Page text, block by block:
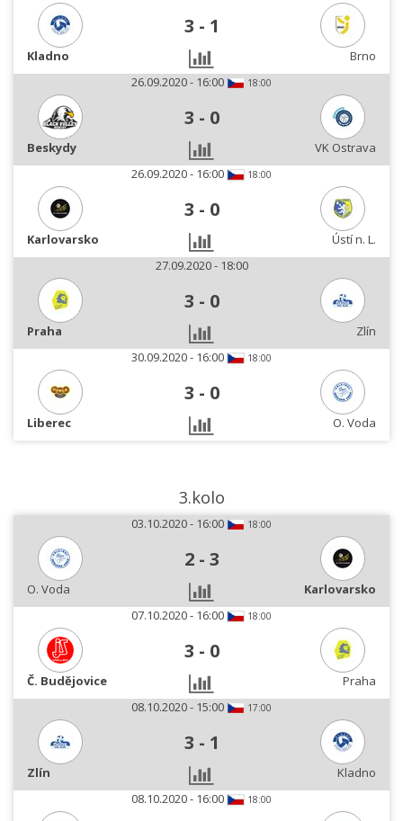
3 - 1
Kladno
Brno
26.09.2020 - 16:00
18:00
3 - 0
Beskydy
VK Ostrava
26.09.2020 - 16:00
18:00
3 - 0
Karlovarsko
Ústí n. L.
27.09.2020 - 18:00
3 - 0
Praha
Zlín
30.09.2020 - 16:00
18:00
3 - 0
Liberec O. Voda
3.kolo
03.10.2020 - 16:00 18:00
2 - 3
O. Voda
Karlovarsko
07.10.2020 - 16:00
18:00
3 - 0
Č. Budějovice
Praha
08.10.2020 - 15:00
17:00
3 - 1
Zlín
Kladno
08.10.2020 - 16:00
18:00